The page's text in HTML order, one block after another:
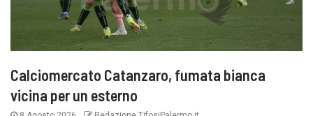
Calciomercato Catanzaro, fumata bianca
vicina per un esterno